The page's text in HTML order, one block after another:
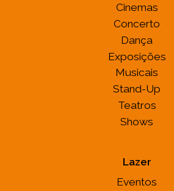
Cinemas
Concerto
Dança
Exposições
Musicais
Stand-Up
Teatros
Shows
Lazer
Eventos